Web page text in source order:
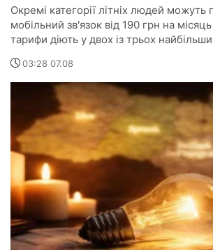
Окремі категорії літніх людей можуть
мобільний зв'язок від 190 грн на
тарифи діють у двох із трьох
03:28 07.08